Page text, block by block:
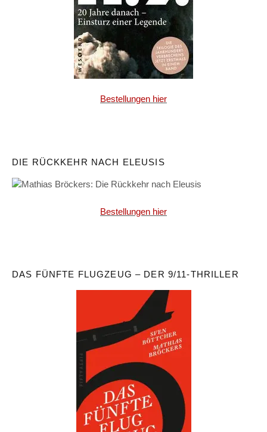
Bestellungen hier
DIE RÜCKKEHR NACH ELEUSIS
Bestellungen hier
DAS FÜNFTE FLUGZEUG – DER 9/11-THRILLER